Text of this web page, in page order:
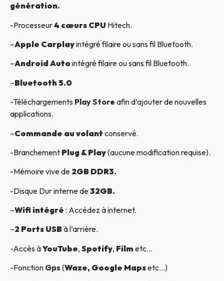
génération.
-Processeur4 cœurs CPU Hitech.
–Apple Carplayintégré filaire ou sans fil Bluetooth.
–Android Auto intégré filaire ou sans fil Bluetooth.
–Bluetooth 5.0
-Téléchargements Play Store afin d’ajouter de nouvelles
applications.
–Commande au volant conservé.
-Branchement Plug & Play(aucune modification requise).
-Mémoire vive de 2GB DDR3.
-Disque Dur interne de32GB.
–Wifi intégré : Accédez à internet.
–2 Ports USBà l’arrière.
-Accès àYouTube, Spotify, Film etc…
-Fonction Gps (Waze, Google Mapsetc…)